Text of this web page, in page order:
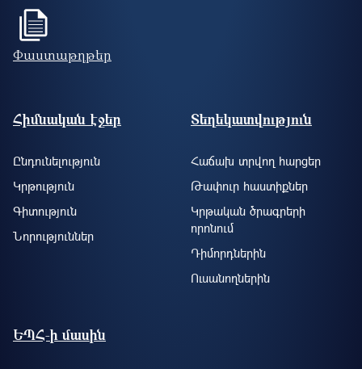
Փաստաթղթեր
Footer site information
Հիմնական էջեր
Ընդունելություն
Կրթություն
Գիտություն
Նորություններ
Տեղեկատվություն
Հաճախ տրվող հարցեր
Թափուր հաստիքներ
Կրթական ծրագրերի
որոնում
Դիմորդներին
Ուսանողներին
ԵՊՀ-ի մասին